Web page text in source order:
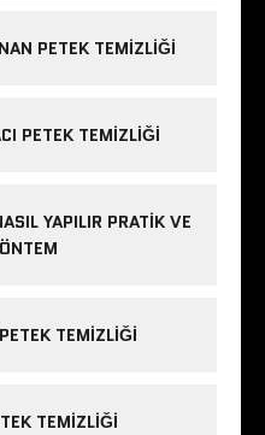
PETEK TEMIZLIĞI
PETEK TEMIZLIĞI
YAPILIR PRATIK VE
TEMIZLIĞI
TEMIZLIĞI